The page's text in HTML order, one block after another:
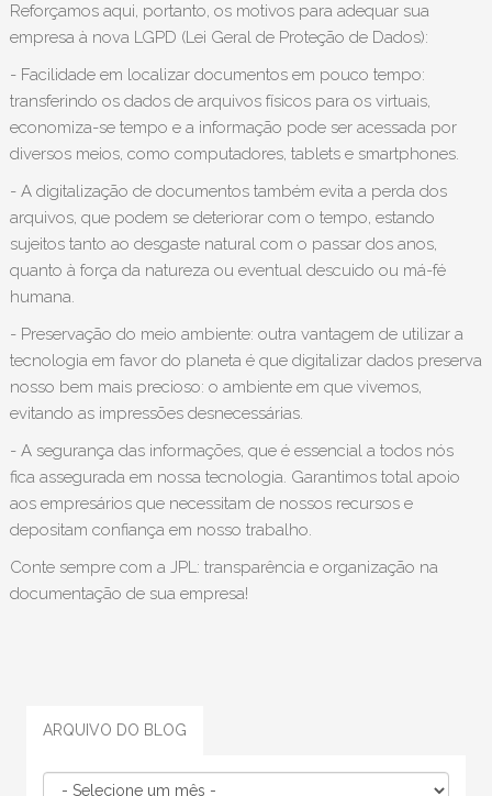
Reforçamos aqui, portanto, os motivos para adequar sua
empresa à nova LGPD (Lei Geral de Proteção de Dados):
- Facilidade em localizar documentos em pouco tempo:
transferindo os dados de arquivos físicos para os virtuais,
economiza-se tempo e a informação pode ser acessada por
diversos meios, como computadores, tablets e smartphones.
- A digitalização de documentos também evita a perda dos
arquivos, que podem se deteriorar com o tempo, estando
sujeitos tanto ao desgaste natural com o passar dos anos,
quanto à força da natureza ou eventual descuido ou má-fé
humana.
- Preservação do meio ambiente: outra vantagem de utilizar a
tecnologia em favor do planeta é que digitalizar dados preserva
nosso bem mais precioso: o ambiente em que vivemos,
evitando as impressões desnecessárias.
- A segurança das informações, que é essencial a todos nós
fica assegurada em nossa tecnologia. Garantimos total apoio
aos empresários que necessitam de nossos recursos e
depositam confiança em nosso trabalho.
Conte sempre com a JPL: transparência e organização na
documentação de sua empresa!
ARQUIVO DO BLOG